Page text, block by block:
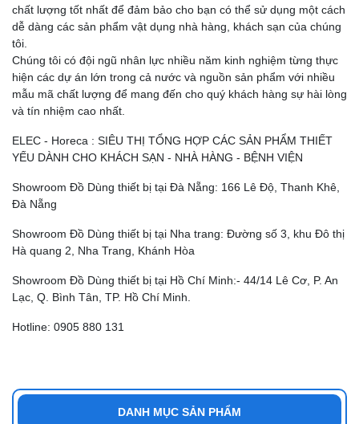
chất lượng tốt nhất để đảm bảo cho bạn có thể sử dụng một cách
dễ dàng các sản phẩm vật dụng nhà hàng, khách sạn của chúng
tôi.
Chúng tôi có đội ngũ nhân lực nhiều năm kinh nghiệm từng thực
hiện các dự án lớn trong cả nước và nguồn sản phẩm với nhiều
mẫu mã chất lượng để mang đến cho quý khách hàng sự hài lòng
và tín nhiệm cao nhất.
ELEC - Horeca : SIÊU THỊ TỔNG HỢP CÁC SẢN PHẨM THIẾT
YẾU DÀNH CHO KHÁCH SẠN - NHÀ HÀNG - BỆNH VIỆN
Showroom Đồ Dùng thiết bị tại Đà Nẵng: 166 Lê Độ, Thanh Khê,
Đà Nẵng
Showroom Đồ Dùng thiết bị tại Nha trang: Đường số 3, khu Đô thị
Hà quang 2, Nha Trang, Khánh Hòa
Showroom Đồ Dùng thiết bị tại Hồ Chí Minh:- 44/14 Lê Cơ, P. An
Lạc, Q. Bình Tân, TP. Hồ Chí Minh.
Hotline: 0905 880 131
DANH MỤC SẢN PHẨM